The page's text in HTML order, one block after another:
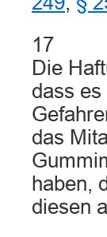
17
Die
dass
das
haben,
diesen